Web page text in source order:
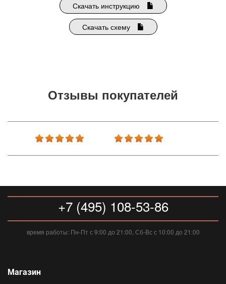
Скачать инструкцию
Скачать схему
Отзывы покупателей
+7 (495) 108-53-86
время работы: Пн-Пт с 9:00 до 21:00, Сб-Вс с 10:00 до 21:00
Магазин